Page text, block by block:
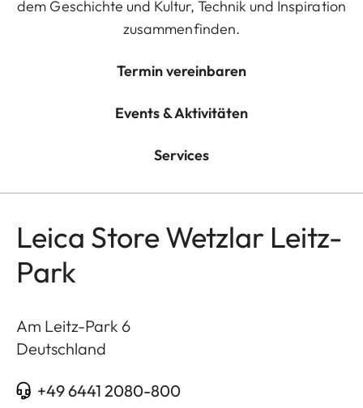
dem Geschichte und Kultur, Technik und Inspiration
zusammenfinden.
Termin vereinbaren
Events & Aktivitäten
Services
Leica Store Wetzlar Leitz-
Park
Am Leitz-Park 6
Deutschland
+49 6441 2080-800